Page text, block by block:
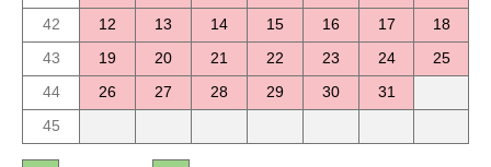
42
12 13 14 15 16 17
18
43
19 20 21 22 23 24
25
44
26 27 28 29 30
31
45